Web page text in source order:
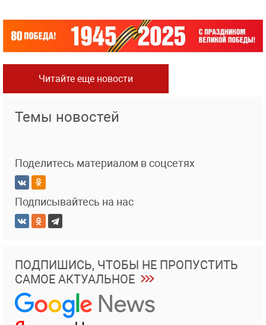
Читайте еще новости
Темы новостей
Поделитесь материалом в соцсетях
Подписывайтесь на нас
ПОДПИШИСЬ, ЧТОБЫ НЕ ПРОПУСТИТЬ
САМОЕ АКТУАЛЬНОЕ